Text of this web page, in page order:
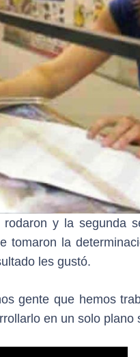
y la segunda
tomaron la
les gustó.
gente que hemos
en un solo plano